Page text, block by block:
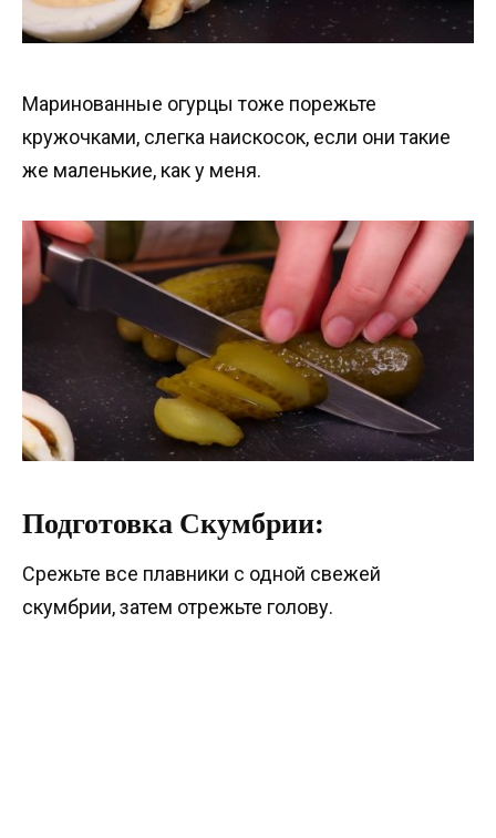
Маринованные огурцы тоже порежьте
кружочками, слегка наискосок, если они такие
же маленькие, как у меня.
Подготовка Скумбрии:
Срежьте все плавники с одной свежей
скумбрии, затем отрежьте голову.